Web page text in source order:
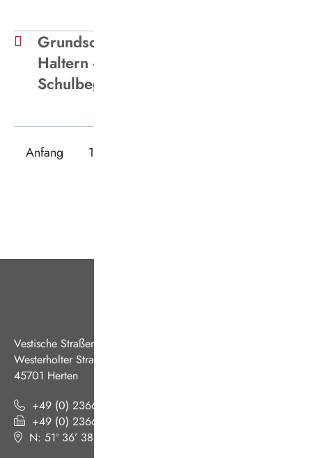
Grundschule Lambertus
Haltern - Einsatzwagen
Schulbeginn
Anfang 1
Vestische Straßenbahnen GmbH
Westerholter Straße 550
45701 Herten
+49 (0) 2366 186 - 0
+49 (0) 2366 186 - 444
N: 51º 36’ 38“ E: 07º 08’ 07“